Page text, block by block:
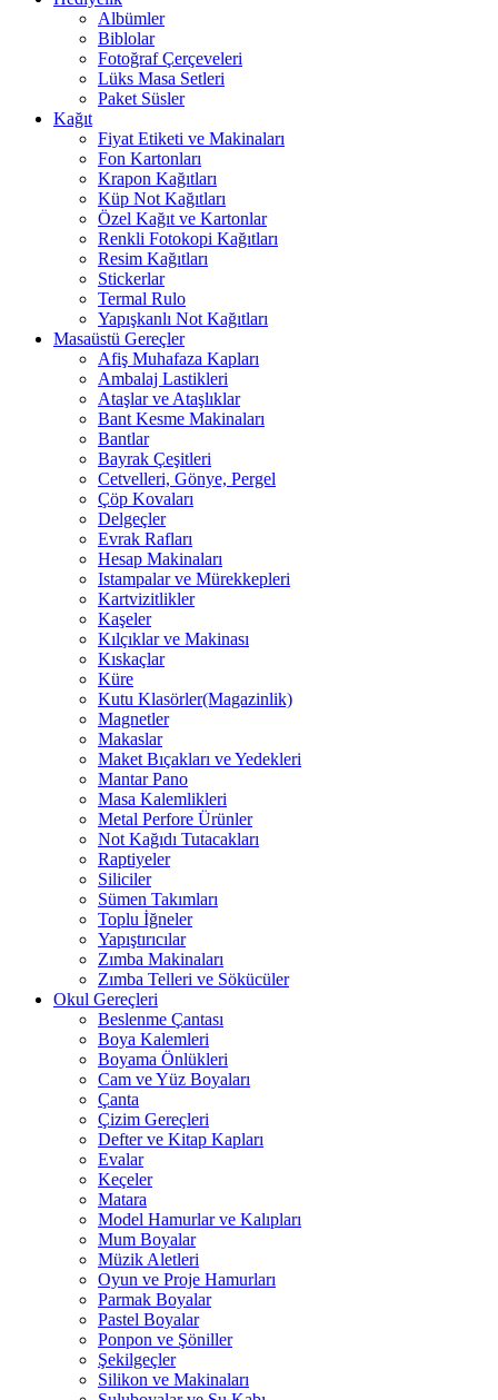
Albümler
Biblolar
Fotoğraf Çerçeveleri
Lüks Masa Setleri
Paket Süsler
Kağıt
Fiyat Etiketi ve Makinaları
Fon Kartonları
Krapon Kağıtları
Küp Not Kağıtları
Özel Kağıt ve Kartonlar
Renkli Fotokopi Kağıtları
Resim Kağıtları
Stickerlar
Termal Rulo
Yapışkanlı Not Kağıtları
Masaüstü Gereçler
Afiş Muhafaza Kapları
Ambalaj Lastikleri
Ataşlar ve Ataşlıklar
Bant Kesme Makinaları
Bantlar
Bayrak Çeşitleri
Cetvelleri, Gönye, Pergel
Çöp Kovaları
Delgeçler
Evrak Rafları
Hesap Makinaları
Istampalar ve Mürekkepleri
Kartvizitlikler
Kaşeler
Kılçıklar ve Makinası
Kıskaçlar
Küre
Kutu Klasörler(Magazinlik)
Magnetler
Makaslar
Maket Bıçakları ve Yedekleri
Mantar Pano
Masa Kalemlikleri
Metal Perfore Ürünler
Not Kağıdı Tutacakları
Raptiyeler
Siliciler
Sümen Takımları
Toplu İğneler
Yapıştırıcılar
Zımba Makinaları
Zımba Telleri ve Sökücüler
Okul Gereçleri
Beslenme Çantası
Boya Kalemleri
Boyama Önlükleri
Cam ve Yüz Boyaları
Çanta
Çizim Gereçleri
Defter ve Kitap Kapları
Evalar
Keçeler
Matara
Model Hamurlar ve Kalıpları
Mum Boyalar
Müzik Aletleri
Oyun ve Proje Hamurları
Parmak Boyalar
Pastel Boyalar
Ponpon ve Şöniller
Şekilgeçler
Silikon ve Makinaları